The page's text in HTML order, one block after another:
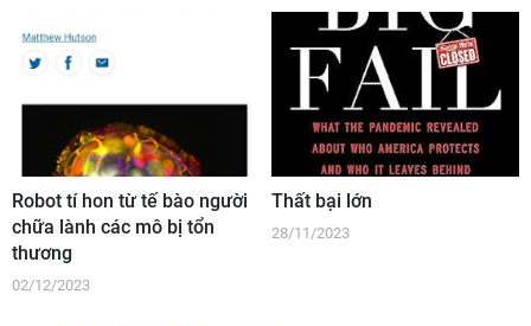
Robot tí hon từ tế bào người
chữa lành các mô bị tổn
thương
02/12/2023
Thất bại lớn
28/11/2023